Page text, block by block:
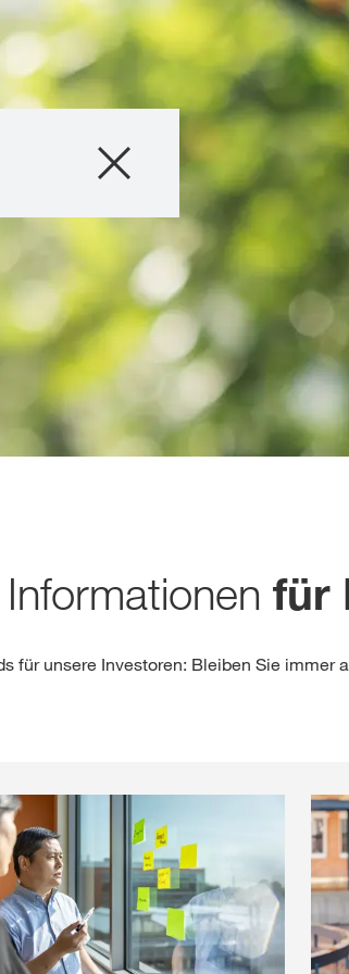
Unternehmen
Geschäftsfelder
Karriere
Investoren
Innovation
English
Country
für
für unsere Investoren: Bleiben Sie immer